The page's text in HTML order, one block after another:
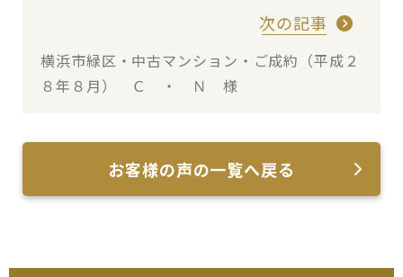
次の記事
横浜市緑区・中古マンション・ご成約（平成２
８年８月） Ｃ ・ Ｎ 様
お客様の声の一覧へ戻る